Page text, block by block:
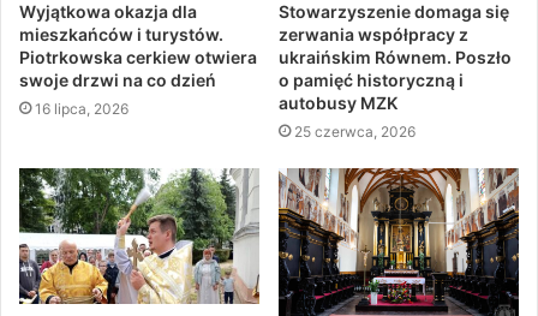
Wyjątkowa okazja dla
mieszkańców i turystów.
Piotrkowska cerkiew otwiera
swoje drzwi na co dzień
16 lipca, 2026
Stowarzyszenie domaga się
zerwania współpracy z
ukraińskim Równem. Poszło
o pamięć historyczną i
autobusy MZK
25 czerwca, 2026